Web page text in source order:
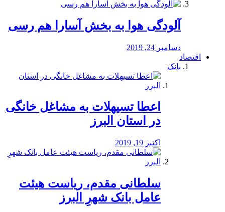
آلودگی هوا به بخش آسارا هم رسی
دسامبر 24, 2019
اقتصاد
بانک
️اعطا تسیهلات به مشاغل خانگی
در استان البرز
اکتبر 19, 2019
سلطانی مقدم، ریاست هیئت
عامل بانک شهرِ البرز